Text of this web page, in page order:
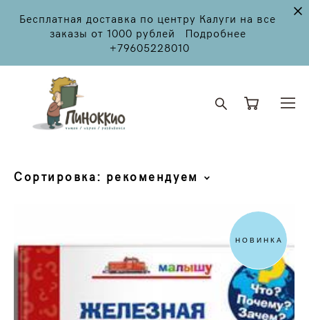
Бесплатная доставка по центру Калуги на все
заказы от 1000 рублей Подробнее
+79605228010
Сортировка: рекомендуем
НОВИНКА